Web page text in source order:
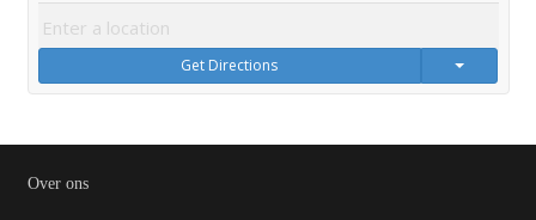
Get Directions
Over ons